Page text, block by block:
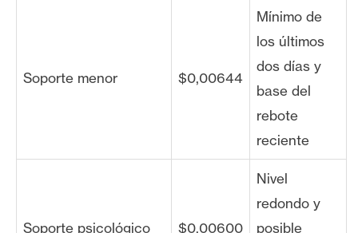
Soporte menor $0,00644
Mínimo de
los últimos
dos días y
base del
rebote
reciente
Soporte psicológico $0,00600
Nivel
redondo y
posible